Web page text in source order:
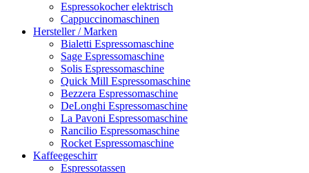
Espressokocher elektrisch
Cappuccinomaschinen
Hersteller / Marken
Bialetti Espressomaschine
Sage Espressomaschine
Solis Espressomaschine
Quick Mill Espressomaschine
Bezzera Espressomaschine
DeLonghi Espressomaschine
La Pavoni Espressomaschine
Rancilio Espressomaschine
Rocket Espressomaschine
Kaffeegeschirr
Espressotassen